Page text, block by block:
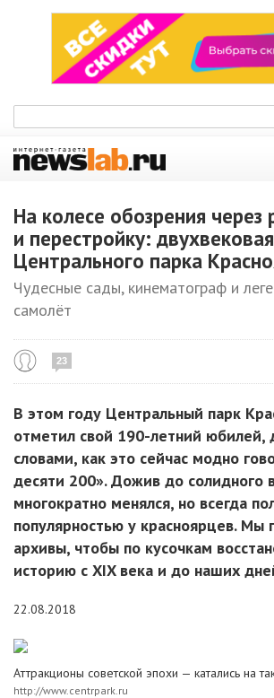
На колесе обозрения
и перестройку:
Центрального парка
Чудесные сады, кинематограф и
самолёт
23
В этом году Центральный парк
отметил свой 190-летний юбилей,
словами, как это сейчас модно
десяти 200». Дожив до солидного
многократно менялся, но всегда
популярностью у красноярцев. Мы
архивы, чтобы по кусочкам
историю с XIX века и до наших
22.08.2018
Аттракционы советской эпохи — катались на
http://www.centrpark.ru